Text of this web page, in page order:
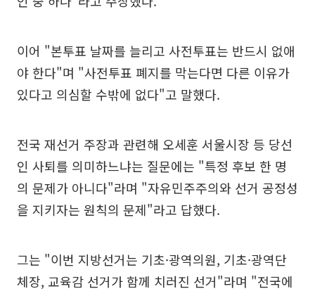
이어 "본투표 날짜를 늘리고 사전투표는 반드시 없애
야 한다"며 "사전투표 폐지를 막는다면 다른 이유가
있다고 의심할 수밖에 없다"고 말했다.
전국 재선거 주장과 관련해 오세훈 서울시장 등 당선
인 사퇴를 의미하느냐는 질문에는 "특정 후보 한 명
의 문제가 아니다"라며 "자유민주주의와 선거 공정성
을 지키자는 원칙의 문제"라고 답했다.
그는 "이번 지방선거는 기초·광역의원, 기초·광역단
체장, 교육감 선거가 함께 치러진 선거"라며 "전국에